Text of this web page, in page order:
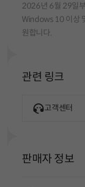
2026년 6월 29일
Windows 10 이상
원합니다.
관련 링크
고객센터
판매자 정보